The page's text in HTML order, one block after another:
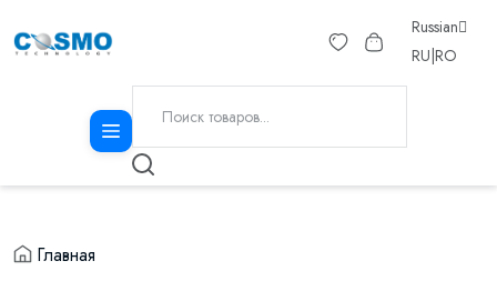
Russian
RU RO
Главная